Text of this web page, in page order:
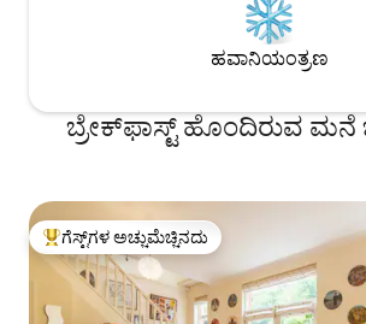
ಹವಾನಿಯಂತ್ರಣ
ಬ್ರೇಕ್‍‍ಫಾಸ್ಟ್ ಹೊಂದಿರುವ ಮನೆ
ಗೆಸ್ಟ್‌ಗಳಿಗೆ ಅತಿ ಹೆಚ್ಚು ಅಚ್ಚುಮೆಚ್ಚಿನದು
ಗೆಸ್ಟ್‌ಗಳ ಅಚ್ಚುಮೆಚ್ಚಿನದು